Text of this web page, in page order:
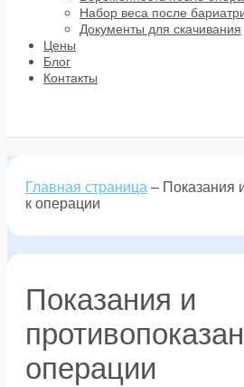
Набор веса после
Документы для скачивания
Цены
Блог
Контакты
Главная страница – Показания
к операции
Показания и
операции